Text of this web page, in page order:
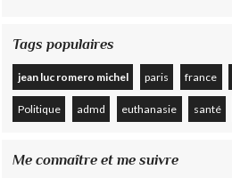
Tags populaires
jean luc romero michel paris france
Politique admd euthanasie santé
Me connaître et me suivre